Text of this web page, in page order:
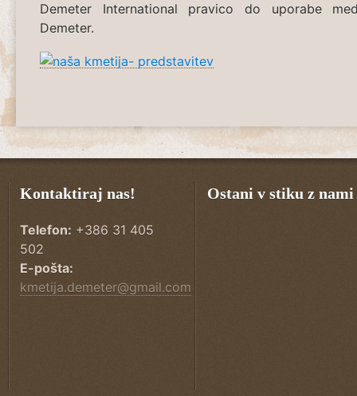
Demeter International pravico do uporabe
Demeter.
Kontaktiraj nas!
Telefon: +386 31 405
502
E-pošta:
kmetija.demeter@gmail.com
Ostani v stiku z nami